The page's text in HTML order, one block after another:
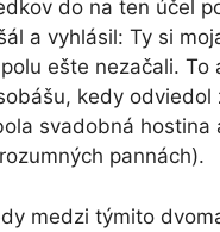
do na ten účel
a vyhlásil: Ty si
ešte nezačali. To
kedy odviedol
svadobná hostina
pannách).
medzi týmito